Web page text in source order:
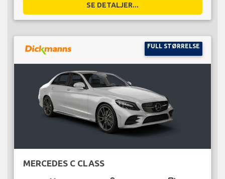
SE DETALJER...
FULL STØRRELSE
MERCEDES C CLASS